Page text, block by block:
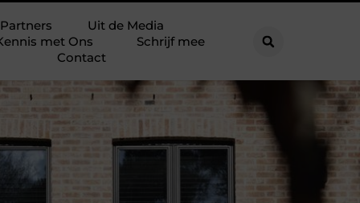
Partners
Uit de Media
met Ons
Schrijf mee
Contact